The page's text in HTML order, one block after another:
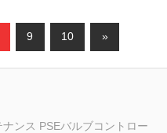
9 10
次
の
»
ンス PSEバルブコントロー